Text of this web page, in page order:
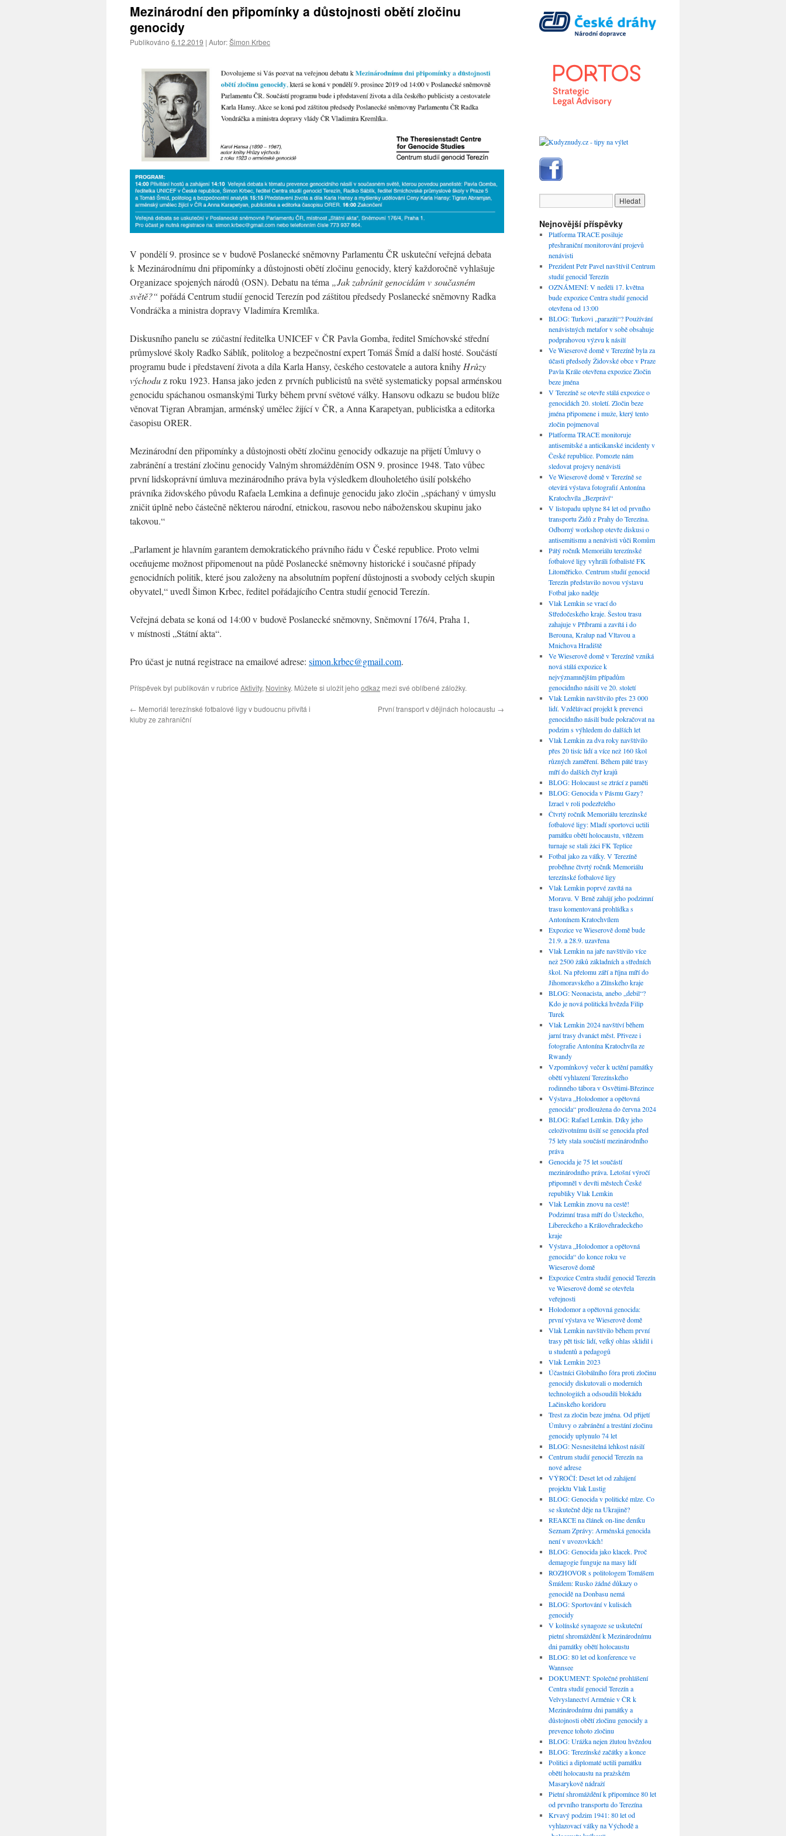
Mezinárodní den připomínky a důstojnosti obětí zločinu
genocidy
Publikováno 6.12.2019 | Autor:Šimon Krbec
V pondělí 9. prosince se v budově Poslanecké sněmovny Parlamentu ČR uskuteční veřejná debata
k Mezinárodnímu dni připomínky a důstojnosti obětí zločinu genocidy, který každoročně vyhlašuje
Organizace spojených národů (OSN). Debatu na téma „Jak zabránit genocidám v současném
světě?“ pořádá Centrum studií genocid Terezín pod záštitou předsedy Poslanecké sněmovny Radka
Vondráčka a ministra dopravy Vladimíra Kremlíka.
Diskusního panelu se zúčastní ředitelka UNICEF v ČR Pavla Gomba, ředitel Smíchovské střední
průmyslové školy Radko Sáblík, politolog a bezpečnostní expert Tomáš Šmíd a další hosté. Součástí
programu bude i představení života a díla Karla Hansy, českého cestovatele a autora knihy Hrůzy
východuz roku 1923. Hansa jako jeden z prvních publicistů na světě systematicky popsal arménskou
genocidu spáchanou osmanskými Turky během první světové války. Hansovu odkazu se budou blíže
věnovat Tigran Abramjan, arménský umělec žijící v ČR, a Anna Karapetyan, publicistka a editorka
časopisu ORER.
Mezinárodní den připomínky a důstojnosti obětí zločinu genocidy odkazuje na přijetí Úmluvy o
zabránění a trestání zločinu genocidy Valným shromážděním OSN 9. prosince 1948. Tato vůbec
první lidskoprávní úmluva mezinárodního práva byla výsledkem dlouholetého úsilí polského
právníka židovského původu Rafaela Lemkina a definuje genocidu jako zločin „spáchaný v úmyslu
zničit úplně nebo částečně některou národní, etnickou, rasovou nebo náboženskou skupinu jako
takovou.“
„Parlament je hlavním garantem demokratického právního řádu v České republice. Proto velmi
oceňujeme možnost připomenout na půdě Poslanecké sněmovny historické i současné případy
genocidních politik, které jsou založeny na absolutním popření důstojnosti a svobody celých skupin
obyvatel,“ uvedl Šimon Krbec, ředitel pořádajícího Centra studií genocid Terezín.
Veřejná debata se koná od 14:00 v budově Poslanecké sněmovny, Sněmovní 176/4, Praha 1,
v místnosti „Státní akta“.
Pro účast je nutná registrace na emailové adrese: simon.krbec@gmail.com.
Příspěvek byl publikován v rubrice Aktivity, Novinky. Můžete si uložit jeho odkaz mezi své oblíbené záložky.
← Memoriál terezínské fotbalové ligy v budoucnu přivítá i
kluby ze zahraniční
První transport v dějinách holocaustu →
Nejnovější příspěvky
Platforma TRACE posiluje
přeshraniční monitorování projevů
nenávisti
Prezident Petr Pavel navštívil Centrum
studií genocid Terezín
OZNÁMENÍ: V neděli 17. května
bude expozice Centra studií genocid
otevřena od 13:00
BLOG: Turkovi „paraziti“? Používání
nenávistných metafor v sobě obsahuje
podprahovou výzvu k násilí
Ve Wieserově domě v Terezíně byla za
účasti předsedy Židovské obce v Praze
Pavla Krále otevřena expozice Zločin
beze jména
V Terezíně se otevře stálá expozice o
genocidách 20. století. Zločin beze
jména připomene i muže, který tento
zločin pojmenoval
Platforma TRACE monitoruje
antisemitské a anticikanské incidenty v
České republice. Pomozte nám
sledovat projevy nenávisti
Ve Wieserově domě v Terezíně se
otevírá výstava fotografií Antonína
Kratochvíla „Bezpráví“
V listopadu uplyne 84 let od prvního
transportu Židů z Prahy do Terezína.
Odborný workshop otevře diskusi o
antisemitismu a nenávisti vůči Romům
Pátý ročník Memoriálu terezínské
fotbalové ligy vyhráli fotbalisté FK
Litoměřicko. Centrum studií genocid
Terezín představilo novou výstavu
Fotbal jako naděje
Vlak Lemkin se vrací do
Středočeského kraje. Šestou trasu
zahajuje v Příbrami a zavítá i do
Berouna, Kralup nad Vltavou a
Mnichova Hradiště
Ve Wieserově domě v Terezíně vzniká
nová stálá expozice k
nejvýznamnějším případům
genocidního násilí ve 20. století
Vlak Lemkin navštívilo přes 23 000
lidí. Vzdělávací projekt k prevenci
genocidního násilí bude pokračovat na
podzim s výhledem do dalších let
Vlak Lemkin za dva roky navštívilo
přes 20 tisíc lidí a více než 160 škol
různých zaměření. Během páté trasy
míří do dalších čtyř krajů
BLOG: Holocaust se ztrácí z paměti
BLOG: Genocida v Pásmu Gazy?
Izrael v roli podezřelého
Čtvrtý ročník Memoriálu terezínské
fotbalové ligy: Mladí sportovci uctili
památku obětí holocaustu, vítězem
turnaje se stali žáci FK Teplice
Fotbal jako za války. V Terezíně
proběhne čtvrtý ročník Memoriálu
terezínské fotbalové ligy
Vlak Lemkin poprvé zavítá na
Moravu. V Brně zahájí jeho podzimní
trasu komentovaná prohlídka s
Antonínem Kratochvílem
Expozice ve Wieserově domě bude
21.9. a 28.9. uzavřena
Vlak Lemkin na jaře navštívilo více
než 2500 žáků základních a středních
škol. Na přelomu září a října míří do
Jihomoravského a Zlínského kraje
BLOG: Neonacista, anebo „debil“?
Kdo je nová politická hvězda Filip
Turek
Vlak Lemkin 2024 navštíví během
jarní trasy dvanáct měst. Přiveze i
fotografie Antonína Kratochvíla ze
Rwandy
Vzpomínkový večer k uctění památky
obětí vyhlazení Terezínského
rodinného tábora v Osvětimi-Březince
Výstava „Holodomor a opětovná
genocida“ prodloužena do června 2024
BLOG: Rafael Lemkin. Díky jeho
celoživotnímu úsilí se genocida před
75 lety stala součástí mezinárodního
práva
Genocida je 75 let součástí
mezinárodního práva. Letošní výročí
připomněl v devíti městech České
republiky Vlak Lemkin
Vlak Lemkin znovu na cestě!
Podzimní trasa míří do Ústeckého,
Libereckého a Královéhradeckého
kraje
Výstava „Holodomor a opětovná
genocida“ do konce roku ve
Wieserově domě
Expozice Centra studií genocid Terezín
ve Wieserově domě se otevřela
veřejnosti
Holodomor a opětovná genocida:
první výstava ve Wieserově domě
Vlak Lemkin navštívilo během první
trasy pět tisíc lidí, velký ohlas sklidil i
u studentů a pedagogů
Vlak Lemkin 2023
Účastníci Globálního fóra proti zločinu
genocidy diskutovali o moderních
technologiích a odsoudili blokádu
Lačinského koridoru
Trest za zločin beze jména. Od přijetí
Úmluvy o zabránění a trestání zločinu
genocidy uplynulo 74 let
BLOG: Nesnesitelná lehkost násilí
Centrum studií genocid Terezín na
nové adrese
VÝROČÍ: Deset let od zahájení
projektu Vlak Lustig
BLOG: Genocida v politické mlze. Co
se skutečně děje na Ukrajině?
REAKCE na článek on-line deníku
Seznam Zprávy: Arménská genocida
není v uvozovkách!
BLOG: Genocida jako klacek. Proč
demagogie funguje na masy lidí
ROZHOVOR s politologem Tomášem
Šmídem: Rusko žádné důkazy o
genocidě na Donbasu nemá
BLOG: Sportování v kulisách
genocidy
V kolínské synagoze se uskuteční
pietní shromáždění k Mezinárodnímu
dni památky obětí holocaustu
BLOG: 80 let od konference ve
Wannsee
DOKUMENT: Společné prohlášení
Centra studií genocid Terezín a
Velvyslanectví Arménie v ČR k
Mezinárodnímu dni památky a
důstojnosti obětí zločinu genocidy a
prevence tohoto zločinu
BLOG: Urážka nejen žlutou hvězdou
BLOG: Terezínské začátky a konce
Politici a diplomaté uctili památku
obětí holocaustu na pražském
Masarykově nádraží
Pietní shromáždění k připomínce 80 let
od prvního transportu do Terezína
Krvavý podzim 1941: 80 let od
vyhlazovací války na Východě a